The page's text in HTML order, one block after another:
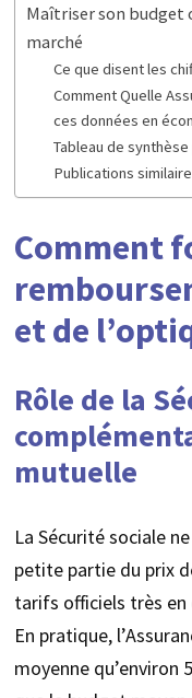
Maîtriser son budget
marché
Ce que disent les
Comment Quelle
ces données en
Tableau de
Publications
Comment
et de
Rôle de la
mutuelle
La Sécurité sociale
petite partie du prix
tarifs officiels très en
En pratique,
moyenne qu’environ